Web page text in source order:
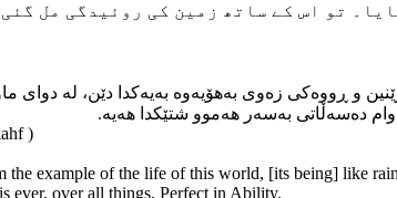
تو اس کے ساتھ زمین کی روئیدگی مل
و ڕووه‌کی زه‌وی به‌هۆیه‌وه به‌یه‌کدا دێن، له
ده‌سه‌ڵاتی به‌سه‌ر هه‌موو شتێکدا هه‌یه‌.
)
the example of the life of this world, [its being] like
ever, over all things, Perfect in Ability.